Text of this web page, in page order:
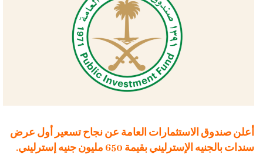
أعلن صندوق الاستثمارات العامة عن نجاح تسعير أول عرض
سندات بالجنيه الإسترليني بقيمة 650 مليون جنيه إسترليني.